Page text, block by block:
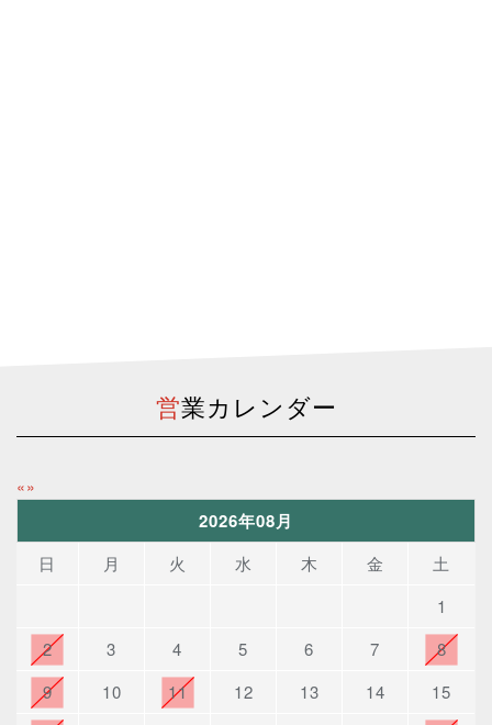
営業カレンダー
«»
2026年08月
日 月 火 水 木 金
土
1
2
3 4 5 6 7
8
9
10 11 12 13 14
15